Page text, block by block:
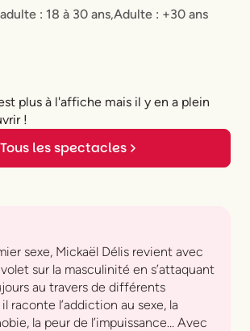
: 18 à 30 ans,Adulte : +30 ans
plus à l'affiche mais il y en a plein
!
Tous les spectacles
sexe, Mickaël Délis revient avec
sur la masculinité en s’attaquant
au travers de différents
raconte l’addiction au sexe, la
la peur de l’impuissance… Avec